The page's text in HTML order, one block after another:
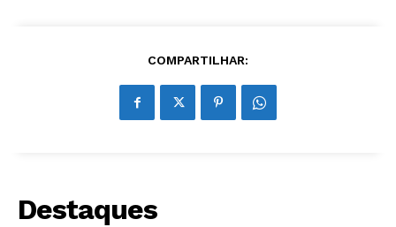
COMPARTILHAR:
Destaques